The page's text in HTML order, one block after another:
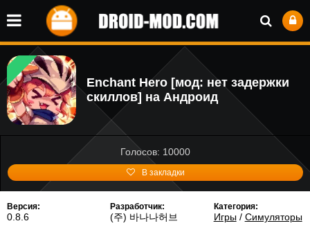
Enchant Hero [мод: нет задержки
скиллов] на Андроид
Голосов: 10000
В закладки
Версия:
0.8.6
Разработчик:
(주) 바나나허브
Категория:
Игры/ Симуляторы